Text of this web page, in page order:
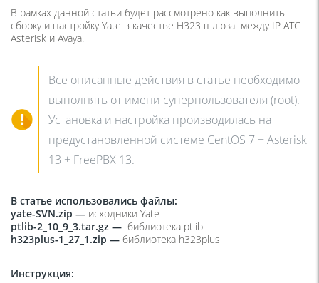
В рамках данной статьи будет рассмотрено как выполнить
сборку и настройку Yate в качестве H323 шлюза между IP АТС
Asterisk и Avaya.
Все описанные действия в статье необходимо
выполнять от имени суперпользователя (root).
Установка и настройка производилась на
предустановленной системе CentOS 7 + Asterisk
13 + FreePBX 13.
В статье использовались файлы:
yate-SVN.zip — исходники Yate
ptlib-2_10_9_3.tar.gz — библиотека ptlib
h323plus-1_27_1.zip — библиотека h323plus
Инструкция: